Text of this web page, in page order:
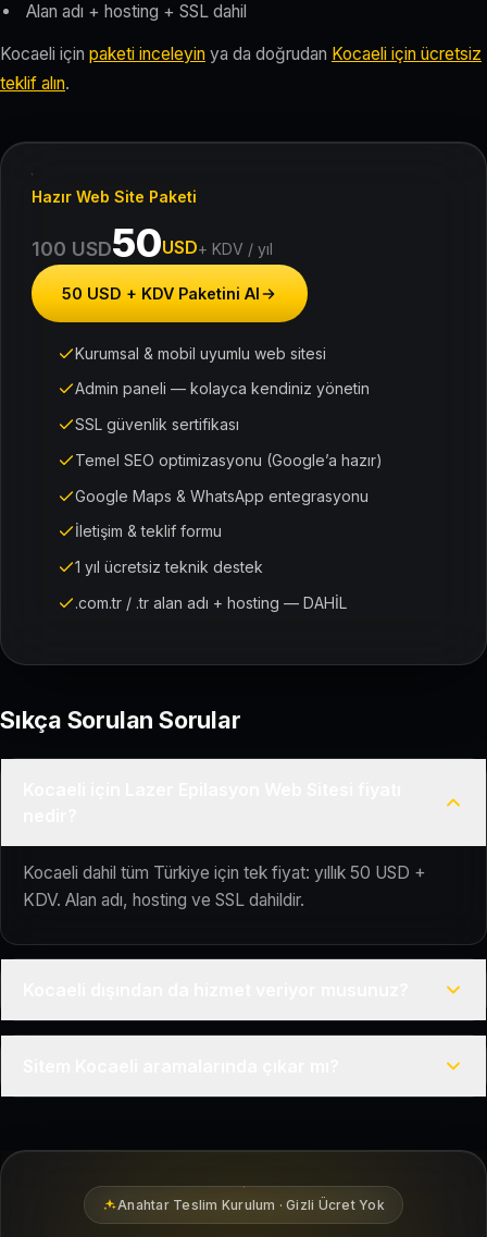
Alan adı + hosting + SSL dahil
Kocaeli için paketi inceleyin ya da doğrudan Kocaeli için ücretsiz
teklif alın.
Hazır Web Site Paketi
100 USD50USD+ KDV / yıl
50 USD + KDV Paketini Al
Kurumsal & mobil uyumlu web sitesi
Admin paneli — kolayca kendiniz yönetin
SSL güvenlik sertifikası
Temel SEO optimizasyonu (Google’a hazır)
Google Maps & WhatsApp entegrasyonu
İletişim & teklif formu
1 yıl ücretsiz teknik destek
.com.tr / .tr alan adı + hosting — DAHİL
Sıkça Sorulan Sorular
Kocaeli dahil tüm Türkiye için tek fiyat: yıllık 50 USD +
KDV. Alan adı, hosting ve SSL dahildir.
Kocaeli bölgesindeki yerel müşterilerin sizi bulmasına
Anahtar Teslim Kurulum · Gizli Ücret Yok